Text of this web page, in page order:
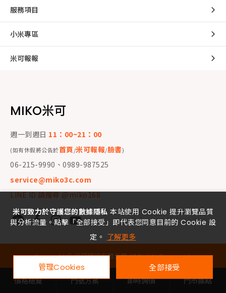
服務項目
小米專區
米可報報
MIKO米可
週一到週日 11：00~21：00
(如有休假將公告於首頁/米可報報/臉書)
06-215-9990、0989-987525
service@miko3c.com
LINE ID 請搜尋 @miko168
Copyright ©米可資訊有限公司All Rights Reserved.
價格總覽 門號方案 即時詢價 門市據點
米可致力於守護您的數據隱私 本站使用 Cookie 提升瀏覽品質
與分析流量。點擊「全部接受」即代表您同意目前的 Cookie 設
定。 了解更多
管理Cookies 全部接受